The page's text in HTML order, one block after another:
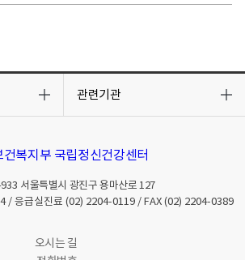
관련기관
기
서울특별시 광진구 용마산로 127
/ 응급실진료 (02) 2204-0119/ FAX (02) 2204-0389
오시는 길